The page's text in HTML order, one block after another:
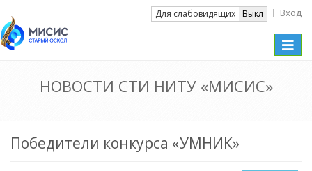
Для слабовидящих Выкл Вход
Toggle
НОВОСТИ СТИ НИТУ «МИСИС»
Победители конкурса «УМНИК»